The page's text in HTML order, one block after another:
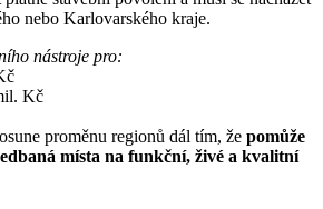
nebo Karlovarského kraje.
nástroje pro:
Kč
proměnu regionů dál tím, že pomůže
místa na funkční, živé a kvalitní